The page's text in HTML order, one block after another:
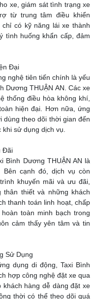
xe, giám sát tình trạng xe
từ trung tâm điều khiển
có kỹ năng lái xe thành
tình huống khẩn cấp, đảm
Đại
nghệ tiên tiến chính là yếu
Dương THUẬN AN. Các xe
thống điều hòa không khí,
hiện đại. Hơn nữa, ứng
dùng theo dõi thời gian đến
sử dụng dịch vụ.
Đãi
Bình Dương THUẬN AN là
cạnh đó, dịch vụ còn
khuyến mãi và ưu đãi,
thiết và những khách
thanh toán linh hoạt, chấp
toàn minh bạch trong
cảm thấy yên tâm và tin
Sử Dụng
dụng di động, Taxi Bình
hợp công nghệ đặt xe qua
hàng dễ dàng đặt xe
thời có thể theo dõi quá